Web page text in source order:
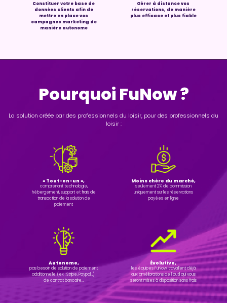
Constituer votre base de
données clients afin de
mettre en place vos
campagnes marketing de
manière autonome
Gérer à distance vos
réservations, de manière
plus efficace et plus fiable
Pourquoi FuNow ?
La solution créée par des professionnels du loisir, pour des professionnels du
loisir :
« Tout-en-un »,
comprenant technologie,
hébergement, support et frais de
transaction de la solution de
paiement
Moins chère du marché,
seulement 2% de commission
uniquement sur les réservations
payées en ligne
Autonome,
pas besoin de solution de paiement
additionnelle (ex : Stripe, Paypal…),
de contrat bancaire…
Évolutive,
les équipes FuNow travaillent déjà
aux améliorations de l’outil qui vous
seront mises à disposition sans frais